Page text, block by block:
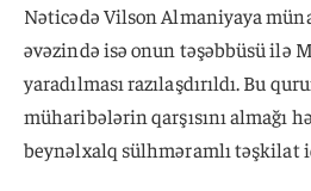
Nəticədə Vilson Almaniyaya
əvəzində isə onun təşəbbüsü ilə
yaradılması razılaşdırıldı. Bu
müharibələrin qarşısını almağı
beynəlxalq sülhməramlı təşkilat